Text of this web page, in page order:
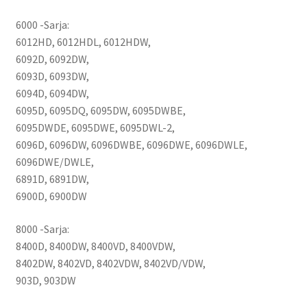
6000 -Sarja:
6012HD, 6012HDL, 6012HDW,
6092D, 6092DW,
6093D, 6093DW,
6094D, 6094DW,
6095D, 6095DQ, 6095DW, 6095DWBE,
6095DWDE, 6095DWE, 6095DWL-2,
6096D, 6096DW, 6096DWBE, 6096DWE, 6096DWLE,
6096DWE/DWLE,
6891D, 6891DW,
6900D, 6900DW
8000 -Sarja:
8400D, 8400DW, 8400VD, 8400VDW,
8402DW, 8402VD, 8402VDW, 8402VD/VDW,
903D, 903DW